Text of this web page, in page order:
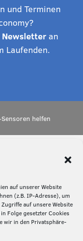
auf unserer Website
(z.B. IP-Adresse), um
auf unsere Website
Folge gesetzter Cookies
wir in den Privatsphäre-
und Terminen
Newsletteran
Laufenden.
helfen
des